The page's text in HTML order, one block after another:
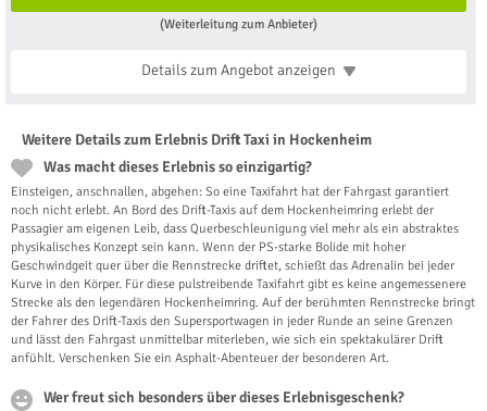
(Weiterleitung zum Anbieter)
Details zum Angebotanzeigen
Weitere Details zum Erlebnis Drift Taxi in Hockenheim
Was macht dieses Erlebnis so einzigartig?
Einsteigen, anschnallen, abgehen: So eine Taxifahrt hat der Fahrgast garantiert
noch nicht erlebt. An Bord des Drift-Taxis auf dem Hockenheimring erlebt der
Passagier am eigenen Leib, dass Querbeschleunigung viel mehr als ein abstraktes
physikalisches Konzept sein kann. Wenn der PS-starke Bolide mit hoher
Geschwindgeit quer über die Rennstrecke driftet, schießt das Adrenalin bei jeder
Kurve in den Körper. Für diese pulstreibende Taxifahrt gibt es keine angemessenere
Strecke als den legendären Hockenheimring. Auf der berühmten Rennstrecke bringt
der Fahrer des Drift-Taxis den Supersportwagen in jeder Runde an seine Grenzen
und lässt den Fahrgast unmittelbar miterleben, wie sich ein spektakulärer Drift
anfühlt. Verschenken Sie ein Asphalt-Abenteuer der besonderen Art.
Wer freut sich besonders über dieses Erlebnisgeschenk?